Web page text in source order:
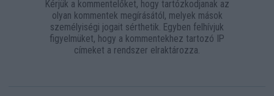
Kérjük a kommentelőket, hogy tartózkodjanak az
olyan kommentek megírásától, melyek mások
személyiségi jogait sérthetik. Egyben felhívjuk
figyelmüket, hogy a kommentekhez tartozó IP
címeket a rendszer elraktározza.